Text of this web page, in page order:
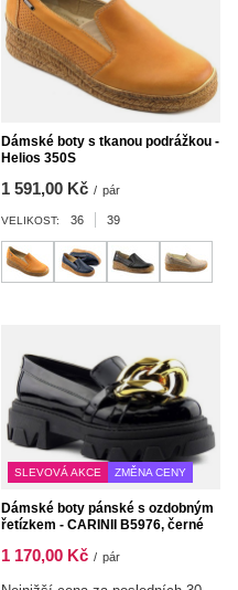
Dámské boty s tkanou podrážkou -
Helios 350S
1 591,00 Kč / pár
VELIKOST: 36 39
SLEVOVÁ AKCE ZMĚNA CENY
Dámské boty pánské s ozdobným
řetízkem - CARINII B5976, černé
1 170,00 Kč / pár